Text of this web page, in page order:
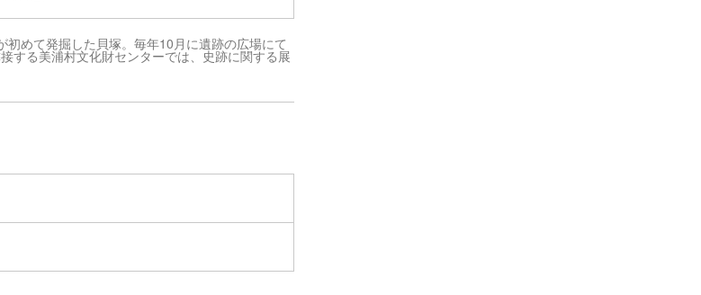
めて発掘した貝塚。毎年10月に遺跡の広場にて
する美浦村文化財センターでは、史跡に関する展